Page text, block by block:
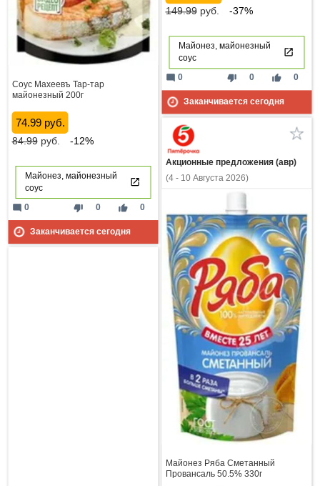
149.99руб. -37%
Майонез, майонезный
соус
thumb_down 0 thumb_up 0
mode_comment 0
Заканчивается сегодня
Соус Махеевъ Тар-тар
майонезный 200г
74.99 руб.
84.99руб. -12%
Майонез, майонезный
соус
thumb_down 0 thumb_up 0
mode_comment 0
Заканчивается сегодня
Акционные предложения (авр)
(4 - 10 Августа 2026)
Майонез Ряба Сметанный
Провансаль 50.5% 330г